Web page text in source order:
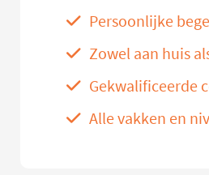
Persoonlijke
Zowel aan huis
Gekwalificeerde
Alle vakken en